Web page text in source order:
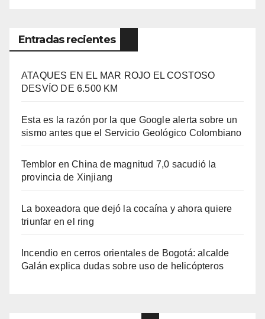
Entradas recientes
ATAQUES EN EL MAR ROJO EL COSTOSO
DESVÍO DE 6.500 KM
Esta es la razón por la que Google alerta sobre un
sismo antes que el Servicio Geológico Colombiano
Temblor en China de magnitud 7,0 sacudió la
provincia de Xinjiang
La boxeadora que dejó la cocaína y ahora quiere
triunfar en el ring​
Incendio en cerros orientales de Bogotá: alcalde
Galán explica dudas sobre uso de helicópteros